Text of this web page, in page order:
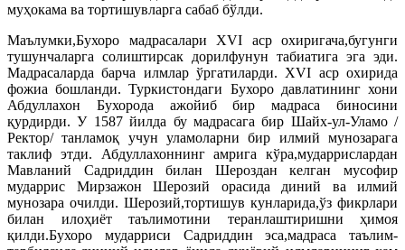
муҳокама ва тортишувларга сабаб бўлди.
Маълумки,Бухоро мадрасалари ХVI аср охиригача,бугунги
тушунчаларга солиштирсак дорилфунун табиатига эга эди.
Мадрасаларда барча илмлар ўргатиларди. ХVI аср охирида
фожиа бошланди. Туркистондаги Бухоро давлатининг хони
Абдуллахон Бухорода ажойиб бир мадраса биносини
қурдирди. У 1587 йилда бу мадрасага бир Шайх-ул-Уламо /
Ректор/ танламоқ учун уламоларни бир илмий мунозарага
таклиф этди. Абдуллахоннинг амрига кўра,мударрислардан
Мавланий Садриддин билан Шероздан келган мусофир
мударрис Мирзажон Шерозий орасида диний ва илмий
мунозара очилди. Шерозий,тортишув кунларида,ўз фикрлари
билан илоҳиёт таълимотини теранлаштиришни ҳимоя
қилди.Бухоро мударриси Садриддин эса,мадраса таълим-